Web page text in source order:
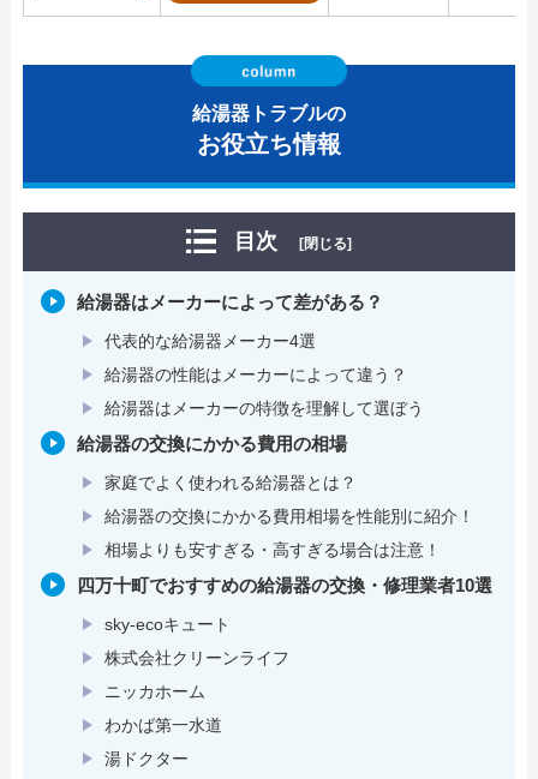
給湯器トラブルの
お役立ち情報
目次 [閉じる]
給湯器はメーカーによって差がある？
代表的な給湯器メーカー4選
給湯器の性能はメーカーによって違う？
給湯器はメーカーの特徴を理解して選ぼう
給湯器の交換にかかる費用の相場
家庭でよく使われる給湯器とは？
給湯器の交換にかかる費用相場を性能別に紹介！
相場よりも安すぎる・高すぎる場合は注意！
四万十町でおすすめの給湯器の交換・修理業者10選
sky-ecoキュート
株式会社クリーンライフ
ニッカホーム
わかば第一水道
湯ドクター